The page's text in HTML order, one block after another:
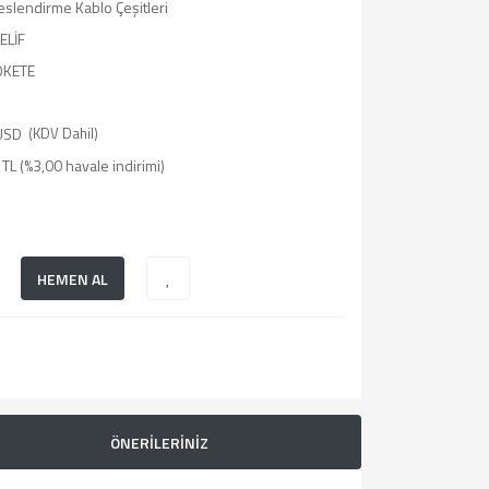
Kablo Çeşitleri
(KDV Dahil)
(%3,00 havale indirimi)
HEMEN AL
ÖNERİLERİNİZ